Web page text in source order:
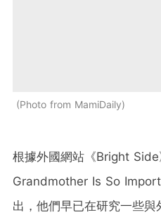
Photo from MamiDaily
根據外國網站《Bright
Grandmother Is So
出，他們早已在研究一些